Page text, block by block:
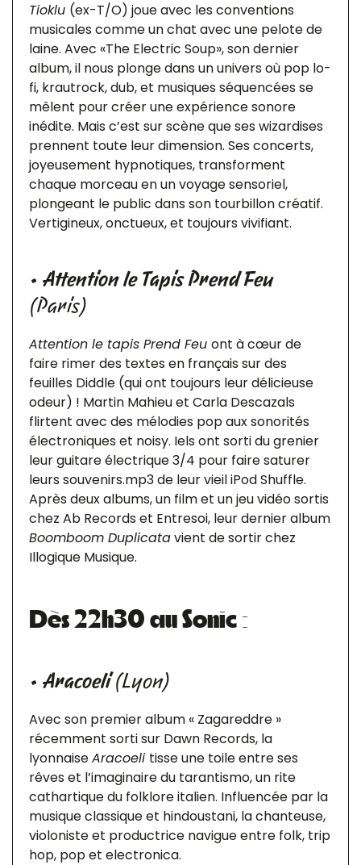
Tioklu (ex-T/O) joue avec les conventions
musicales comme un chat avec une pelote de
laine. Avec «The Electric Soup», son dernier
album, il nous plonge dans un univers où pop lo-
fi, krautrock, dub, et musiques séquencées se
mêlent pour créer une expérience sonore
inédite. Mais c’est sur scène que ses wizardises
prennent toute leur dimension. Ses concerts,
joyeusement hypnotiques, transforment
chaque morceau en un voyage sensoriel,
plongeant le public dans son tourbillon créatif.
Vertigineux, onctueux, et toujours vivifiant.
• Attention le Tapis Prend Feu
(Paris)
Attention le tapis Prend Feu ont à cœur de
faire rimer des textes en français sur des
feuilles Diddle (qui ont toujours leur délicieuse
odeur) ! Martin Mahieu et Carla Descazals
flirtent avec des mélodies pop aux sonorités
électroniques et noisy. Iels ont sorti du grenier
leur guitare électrique 3/4 pour faire saturer
leurs souvenirs.mp3 de leur vieil iPod Shuffle.
Après deux albums, un film et un jeu vidéo sortis
chez Ab Records et Entresoi, leur dernier album
Boomboom Duplicatavient de sortir chez
Illogique Musique.
Dès 22h30 au Sonic :
• Aracoeli(Lyon)
Avec son premier album « Zagareddre »
récemment sorti sur Dawn Records, la
lyonnaiseAracoeli tisse une toile entre ses
rêves et l’imaginaire du tarantismo, un rite
cathartique du folklore italien. Influencée par la
musique classique et hindoustani, la chanteuse,
violoniste et productrice navigue entre folk, trip
hop, pop et electronica.